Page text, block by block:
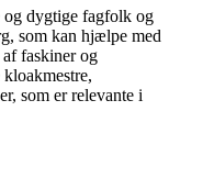
og dygtige fagfolk og
som kan hjælpe med
faskiner og
som er relevante i